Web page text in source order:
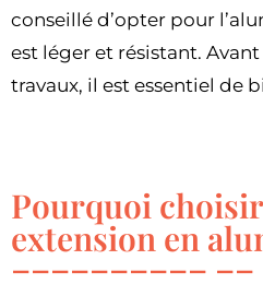
conseillé d’opter pour
est léger et résistant.
travaux, il est essentiel de
Pourquoi
extension en